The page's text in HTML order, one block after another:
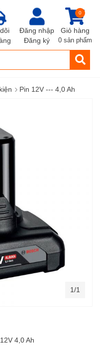
Đăng nhập
Đăng ký
Giỏ hàng
0
0 sản phẩm
› Pin 12V --- 4,0 Ah
4,0 Ah
1/1